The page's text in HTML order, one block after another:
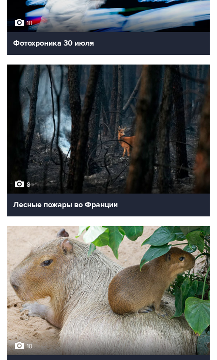
10
Фотохроника 30 июля
8
Лесные пожары во Франции
10